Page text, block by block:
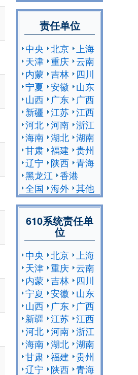
责任单位
中央 北京
上海
天津 重庆 云南
内蒙 吉林
四川
宁夏 安徽
山东
山西
广东
广西
新疆 江苏 江西
河北 河南 浙江
海南 湖北 湖南
甘肃 福建 贵州
辽宁
陕西 青海
黑龙江 香港
全国 海外 其他
610系统责任单
位
中央 北京
上海
天津 重庆 云南
内蒙 吉林
四川
宁夏 安徽
山东
山西
广东
广西
新疆 江苏 江西
河北 河南 浙江
海南 湖北 湖南
甘肃 福建 贵州
辽宁
陕西 青海